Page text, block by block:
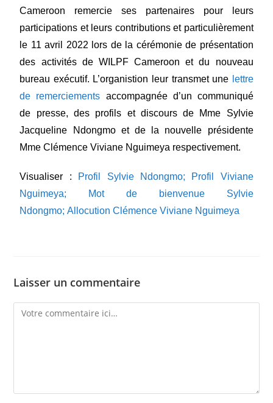
Cameroon remercie ses partenaires pour leurs
participations et leurs contributions et particulièrement
le 11 avril 2022 lors de la cérémonie de présentation
des activités de WILPF Cameroon et du nouveau
bureau exécutif. L’organistion leur transmet une lettre
de remerciements accompagnée d’un communiqué
de presse, des profils et discours de Mme Sylvie
Jacqueline Ndongmo et de la nouvelle présidente
Mme Clémence Viviane Nguimeya respectivement.
Visualiser : Profil Sylvie Ndongmo;
Profil Viviane
Nguimeya;
Mot de bienvenue Sylvie
Ndongmo;Allocution Clémence Viviane Nguimeya
Laisser un commentaire